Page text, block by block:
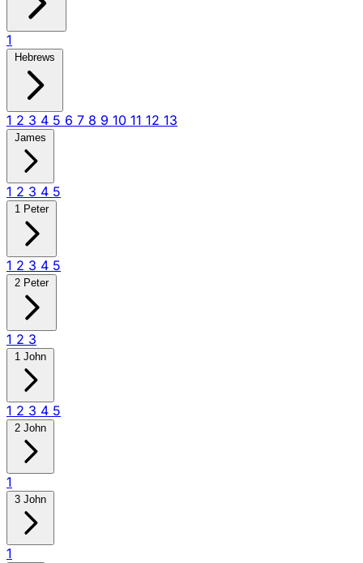
1
Hebrews
1 2 3 4 5 6 7 8 9 10 11 12 13
James
1 2 3 4 5
1 Peter
1 2 3 4 5
2 Peter
1 2 3
1 John
1 2 3 4 5
2 John
1
3 John
1